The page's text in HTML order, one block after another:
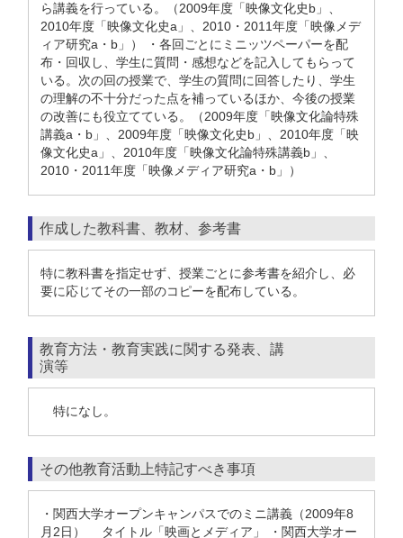
ら講義を行っている。（2009年度「映像文化史b」、
2010年度「映像文化史a」、2010・2011年度「映像メデ
ィア研究a・b」） ・各回ごとにミニッツペーパーを配
布・回収し、学生に質問・感想などを記入してもらって
いる。次の回の授業で、学生の質問に回答したり、学生
の理解の不十分だった点を補っているほか、今後の授業
の改善にも役立てている。（2009年度「映像文化論特殊
講義a・b」、2009年度「映像文化史b」、2010年度「映
像文化史a」、2010年度「映像文化論特殊講義b」、
2010・2011年度「映像メディア研究a・b」）
作成した教科書、教材、参考書
特に教科書を指定せず、授業ごとに参考書を紹介し、必
要に応じてその一部のコピーを配布している。
教育方法・教育実践に関する発表、講
演等
特になし。
その他教育活動上特記すべき事項
・関西大学オープンキャンパスでのミニ講義（2009年8
月2日） タイトル「映画とメディア」 ・関西大学オー